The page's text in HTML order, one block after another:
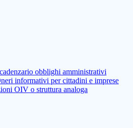
obblighi amministrativi
informativi per cittadini e imprese
OIV o struttura analoga